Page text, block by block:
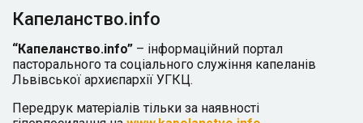
Капеланство.info
“Капеланство.info” – інформаційний портал
пасторального та соціального служіння капеланів
Львівської архиєпархії УГКЦ.
Передрук матеріалів тільки за наявності